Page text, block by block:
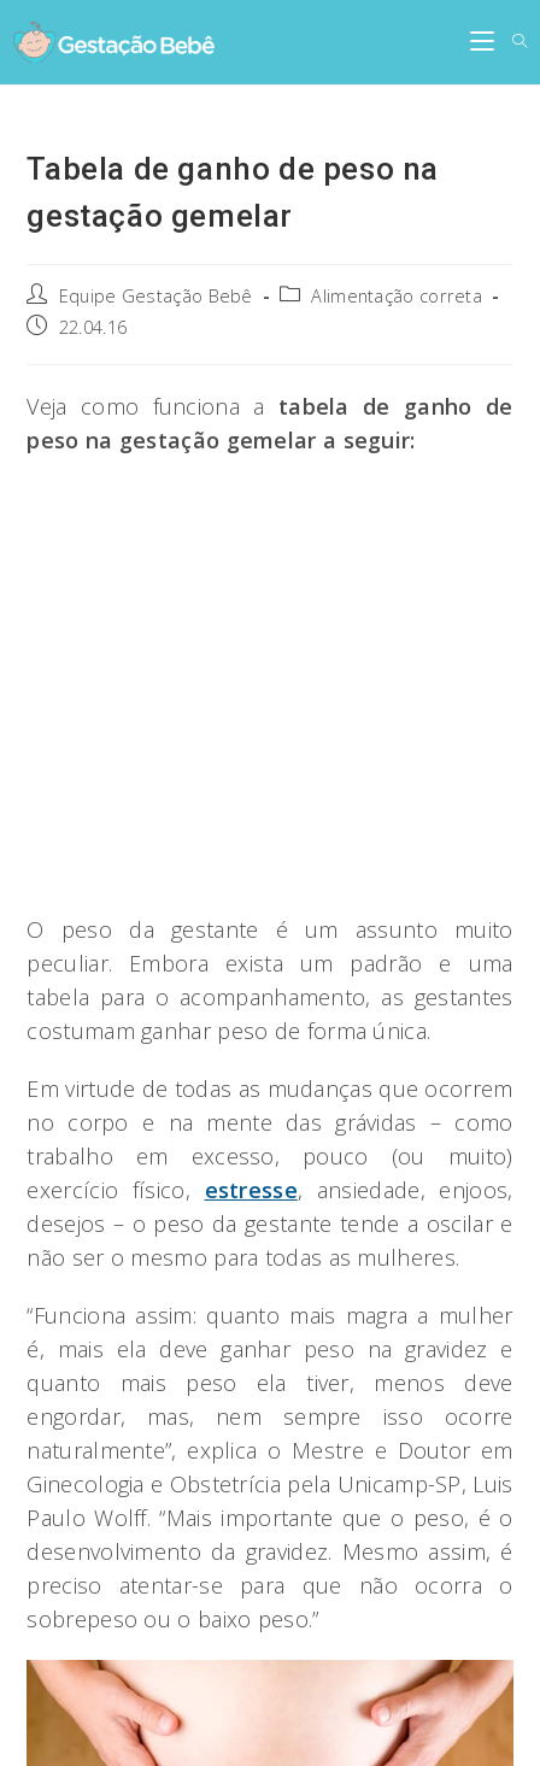
to
content
Tabela de ganho de peso na
gestação gemelar
Post
author:
Equipe Gestação Bebê
PostAlimentação correta
Post22.04.16
Veja como funciona a tabela de ganho de
peso na gestação gemelar a seguir:
O peso da gestante é um assunto muito
peculiar. Embora exista um padrão e uma
tabela para o acompanhamento, as gestantes
costumam ganhar peso de forma única.
Em virtude de todas as mudanças que ocorrem
no corpo e na mente das grávidas – como
trabalho em excesso, pouco (ou muito)
exercício físico, estresse, ansiedade, enjoos,
desejos – o peso da gestante tende a oscilar e
não ser o mesmo para todas as mulheres.
“Funciona assim: quanto mais magra a mulher
é, mais ela deve ganhar peso na gravidez e
quanto mais peso ela tiver, menos deve
engordar, mas, nem sempre isso ocorre
naturalmente”, explica o Mestre e Doutor em
Ginecologia e Obstetrícia pela Unicamp-SP, Luis
Paulo Wolff. “Mais importante que o peso, é o
desenvolvimento da gravidez. Mesmo assim, é
preciso atentar-se para que não ocorra o
sobrepeso ou o baixo peso.”